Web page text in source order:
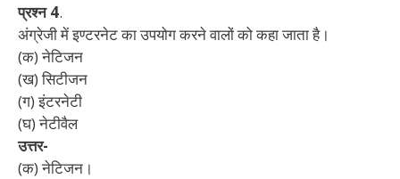
प्रश्न 4.
अंग्रेजी में इण्टरनेट का उपयोग करने वालों को कहा जाता है।
(क) नेटिजन
(ख) सिटीजन
(ग) इंटरनेटी
(घ) नेटीवैल
उत्तर-
(क) नेटिजन।